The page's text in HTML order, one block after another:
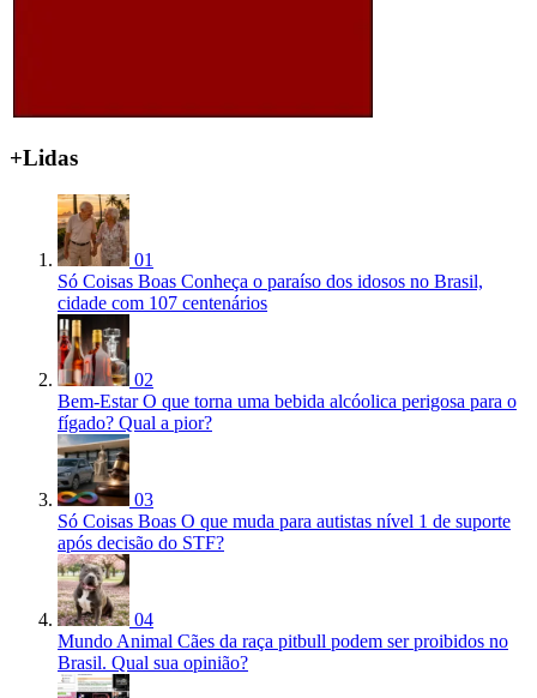
+Lidas
01
Só Coisas Boas Conheça o paraíso dos idosos no Brasil,
cidade com 107 centenários
02
Bem-Estar O que torna uma bebida alcóolica perigosa para o
fígado? Qual a pior?
03
Só Coisas Boas O que muda para autistas nível 1 de suporte
após decisão do STF?
04
Mundo Animal Cães da raça pitbull podem ser proibidos no
Brasil. Qual sua opinião?